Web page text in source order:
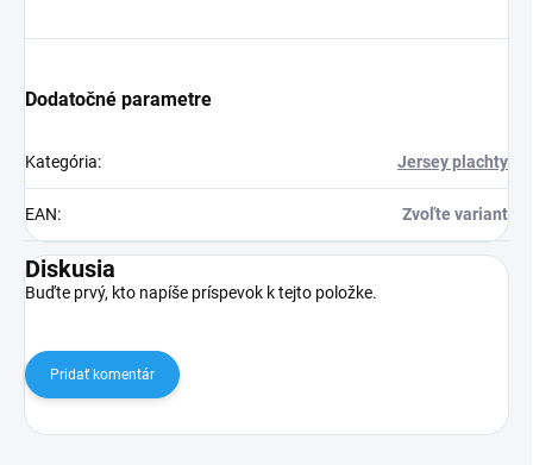
Dodatočné parametre
Kategória: Jersey plachty
EAN: Zvoľte variant
Diskusia
Buďte prvý, kto napíše príspevok k tejto položke.
Pridať komentár